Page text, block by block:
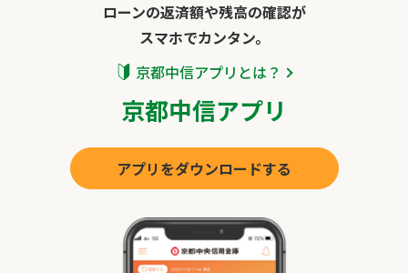
保証会社へ支払う保証料は、ご融資利率に含まれてい
手数料は必要ありません｡
ただし、ATMを使用して貸越を受ける際、時間外手数料・提携出金
に係る取扱手数料が必要な場合があります。
ローンの返済額や残高の確認が
スマホでカンタン。
京都中信アプリとは？
京都中信アプリ
アプリをダウンロードする